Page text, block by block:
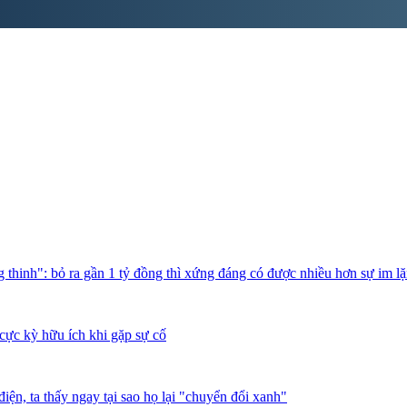
bỏ ra gần 1 tỷ đồng thì xứng đáng có được nhiều hơn sự im
kỳ hữu ích khi gặp sự cố
ta thấy ngay tại sao họ lại "chuyển đổi xanh"